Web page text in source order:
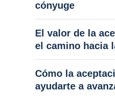
cónyuge
El valor de la
el camino hacia
Cómo la
ayudarte a